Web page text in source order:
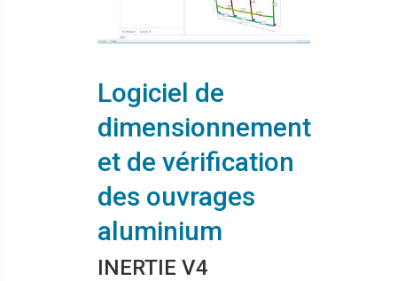
Logiciel de
dimensionnement
et de vérification
des ouvrages
aluminium
INERTIE V4